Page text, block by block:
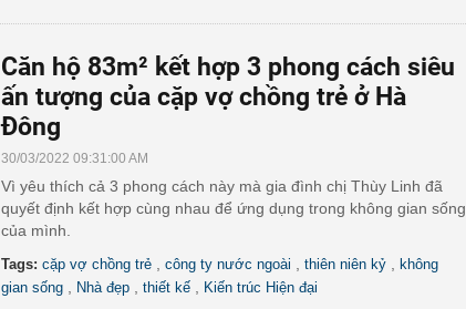
Căn hộ 83m² kết hợp 3 phong cách siêu
ấn tượng của cặp vợ chồng trẻ ở Hà
Đông
30/03/2022 09:31:00 AM
Vì yêu thích cả 3 phong cách này mà gia đình chị Thùy Linh đã
quyết định kết hợp cùng nhau để ứng dụng trong không gian sống
của mình.
Tags: cặp vợ chồng trẻ công ty nước ngoài thiên niên kỷ
không
gian sống
Nhà đẹp thiết kế Kiến trúc Hiện đại